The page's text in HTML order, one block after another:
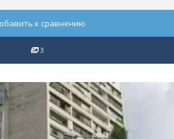
к сравнению
3